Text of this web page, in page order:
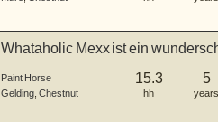
Whataholic Mexx ist ein
Paint Horse
Gelding Chestnut
15.3
hh
5
years